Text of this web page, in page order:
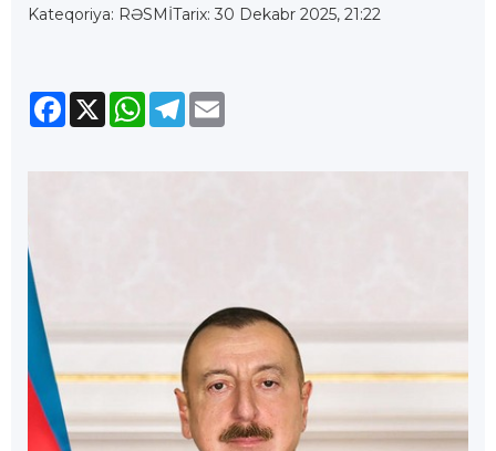
Kateqoriya: RƏSMİTarix: 30 Dekabr 2025, 21:22
Facebook
X WhatsApp
Telegram